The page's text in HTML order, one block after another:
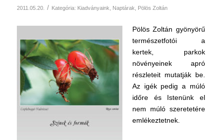
2011.05.20. / Kategória: Kiadványaink Naptárak Pölös Zoltán
Pölös Zoltán gyönyörű
természetfotói a
kertek, parkok
növényeinek apró
részleteit mutatják be.
Az igék pedig a múló
időre és Istenünk el
nem múló szeretetére
emlékeztetnek.